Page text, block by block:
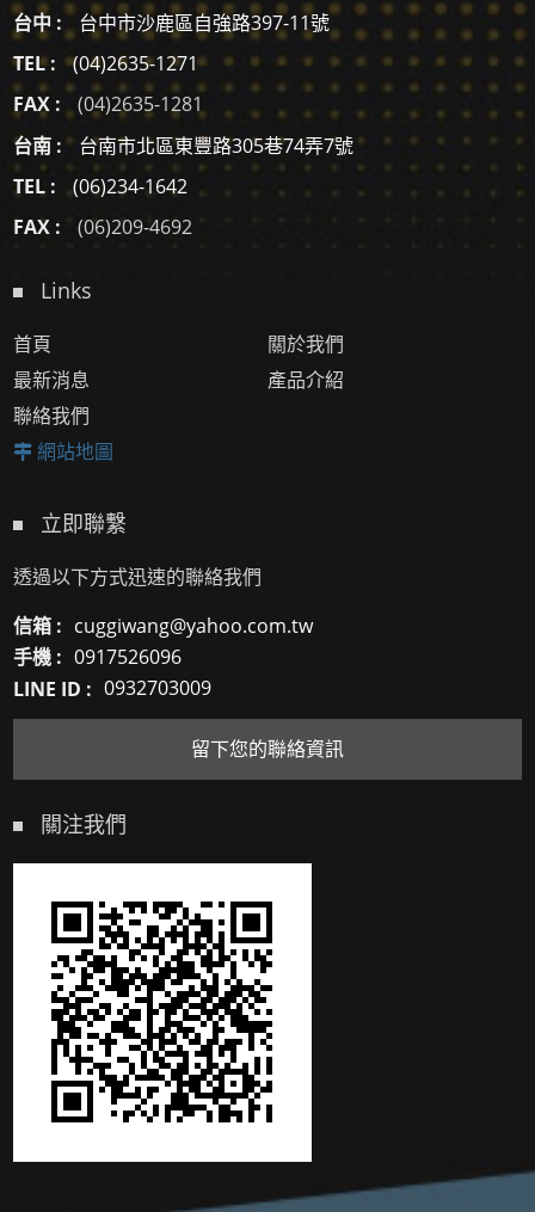
台中 :
台中市沙鹿區自強路397-11號
TEL :
(04)2635-1271
FAX :
(04)2635-1281
台南 :
台南市北區東豐路305巷74弄7號
TEL :
(06)234-1642
FAX :
(06)209-4692
Links
首頁
關於我們
最新消息
產品介紹
聯絡我們
網站地圖
立即聯繫
透過以下方式迅速的聯絡我們
信箱 : cuggiwang@yahoo.com.tw
手機 : 0917526096
LINE ID : 0932703009
留下您的聯絡資訊
關注我們